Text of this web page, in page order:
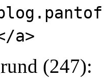
a>
(247):